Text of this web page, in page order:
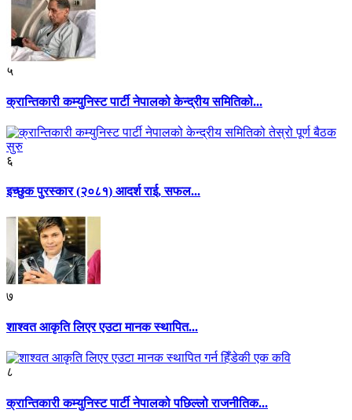
५
क्रान्तिकारी कम्युनिस्ट पार्टी नेपालको केन्द्रीय समितिको...
६
इच्छुक पुरस्कार (२०८१) आदर्श राई, सफल...
७
शाश्वत आकृति लिएर एउटा मानक स्थापित...
८
क्रान्तिकारी कम्युनिस्ट पार्टी नेपालको पछिल्लो राजनीतिक...